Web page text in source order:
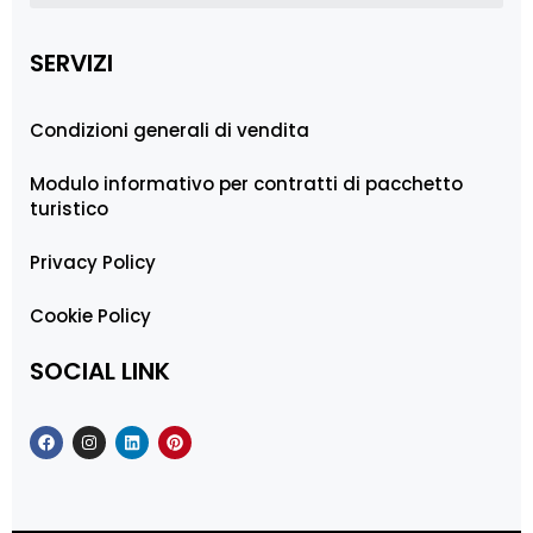
SERVIZI
Condizioni generali di vendita
Modulo informativo per contratti di pacchetto
turistico
Privacy Policy
Cookie Policy
SOCIAL LINK